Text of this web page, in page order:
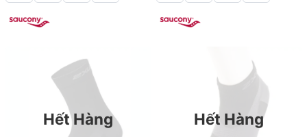
Hết Hàng Hết Hàng